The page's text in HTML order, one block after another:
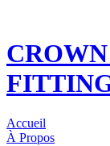
Accueil
À Propos